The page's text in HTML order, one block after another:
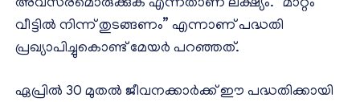
അവസരമൊരുക്കുക എന്നതാണ് ലക്ഷ്യം. “മാറ്റം
വീട്ടിൽ നിന്ന് തുടങ്ങണം” എന്നാണ് പദ്ധതി
പ്രഖ്യാപിച്ചുകൊണ്ട് മേയർ പറഞ്ഞത്.
ഏപ്രിൽ 30 മുതൽ ജീവനക്കാർക്ക് ഈ പദ്ധതിക്കായി